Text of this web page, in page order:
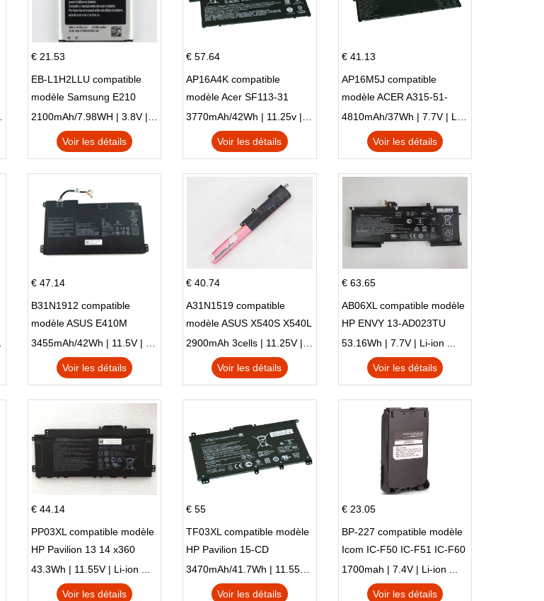
€ 21.53
EB-L1H2LLU compatible
modèle Samsung E210
E210K i939
Voir les détails
€ 57.64
AP16A4K compatible
modèle Acer SF113-31
AO1-132 NE132
Voir les détails
€ 41.13
AP16M5J compatible
modèle ACER A315-51-
51SL N17Q1 SERIES
Voir les détails
€ 47.14
B31N1912 compatible
modèle ASUS E410M
E410MA L410MA
Voir les détails
€ 40.74
A31N1519 compatible
modèle ASUS X540S X540L
X540LA-SI302 X540SA
X540S
Voir les détails
€ 63.65
AB06XL compatible modèle
HP ENVY 13-AD023TU
HSTNN-DB8C 921438-855
TPN-I128
53.16Wh | 7.7V | Li-ion ...
Voir les détails
€ 44.14
PP03XL compatible modèle
HP Pavilion 13 14 x360
L83388-AC1 L83388-421
HSTNN-LB8S M01118-421
43.3Wh | 11.55V | Li-ion ...
Voir les détails
€ 55
TF03XL compatible modèle
HP Pavilion 15-CD
Voir les détails
€ 23.05
BP-227 compatible modèle
Icom IC-F50 IC-F51 IC-F60
IC-F61 IC-M87
1700mah | 7.4V | Li-ion ...
Voir les détails